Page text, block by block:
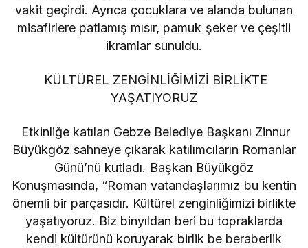
vakit geçirdi. Ayrıca çocuklara ve alanda bulunan
misafirlere patlamış mısır, pamuk şeker ve çeşitli
ikramlar sunuldu.
KÜLTÜREL ZENGİNLİĞİMİZİ BİRLİKTE
YAŞATIYORUZ
Etkinliğe katılan Gebze Belediye Başkanı Zinnur
Büyükgöz sahneye çıkarak katılımcıların Romanlar
Günü’nü kutladı. Başkan Büyükgöz
Konuşmasında, “Roman vatandaşlarımız bu kentin
önemli bir parçasıdır. Kültürel zenginliğimizi birlikte
yaşatıyoruz. Biz binyıldan beri bu topraklarda
kendi kültürünü koruyarak birlik be beraberlik